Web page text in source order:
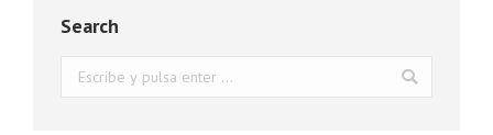
Search
Buscar: